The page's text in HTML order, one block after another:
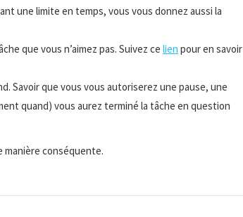
une limite en temps, vous vous donnez aussi la
que vous n’aimez pas. Suivez ce lien pour en savoir
Savoir que vous vous autoriserez une pause, une
quand) vous aurez terminé la tâche en question
manière conséquente.